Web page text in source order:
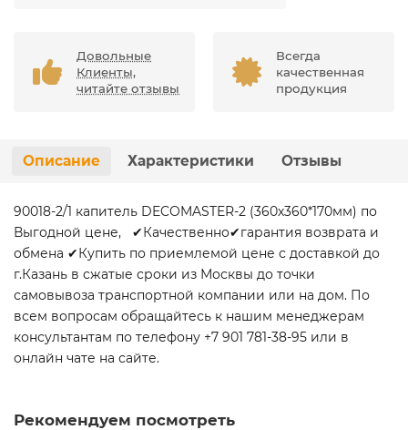
Довольные
Клиенты,
читайте отзывы
Всегда
качественная
продукция
Описание Характеристики Отзывы
90018-2/1 капитель DECOMASTER-2 (360х360*170мм) по
Выгодной цене, ✔Качественно✔гарантия возврата и
обмена ✔Купить по приемлемой цене с доставкой до
г.Казань в сжатые сроки из Москвы до точки
самовывоза транспортной компании или на дом. По
всем вопросам обращайтесь к нашим менеджерам
консультантам по телефону +7 901 781-38-95 или в
онлайн чате на сайте.
Рекомендуем посмотреть